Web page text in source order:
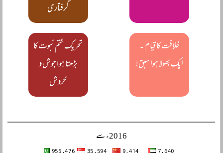
گرفتاری
خلافت کا قیام ۔
ایک بھولا ہوا سبق!
تحریک ختم نبوت کا
بڑھتا ہوا جوش و
خروش
2016ء سے